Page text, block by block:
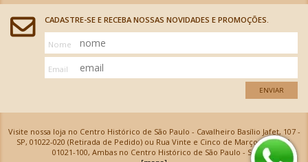
CADASTRE-SE E RECEBA NOSSAS NOVIDADES E PROMOÇÕES.
Nome
Email
ENVIAR
Visite nossa loja no Centro Histórico de São Paulo - Cavalheiro Basílio Jafet, 107 -
SP, 01022-020 (Retirada de Pedido) ou Rua Vinte e Cinco de Março, 576 - SP,
01021-100, Ambas no Centro Histórico de São Paulo - SP